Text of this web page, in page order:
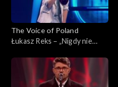
The Voice of Poland
Łukasz Reks – „Nigdy nie
Poland”, Live 3, 22 listopada